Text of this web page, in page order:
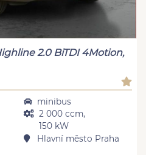
2.0 BiTDI 4Motion,
minibus
2 000 ccm,
150 kW
Hlavní město Praha